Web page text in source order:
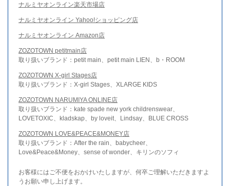
ナルミヤオンライン楽天市場店
ナルミヤオンライン Yahoo!ショッピング店
ナルミヤオンライン Amazon店
ZOZOTOWN petitmain店
取り扱いブランド：petit main、petit main LIEN、b・ROOM
ZOZOTOWN X-girl Stages店
取り扱いブランド：X-girl Stages、XLARGE KIDS
ZOZOTOWN NARUMIYA ONLINE店
取り扱いブランド：kate spade new york childrenswear、
LOVETOXIC、kladskap、by loveit、Lindsay、BLUE CROSS
ZOZOTOWN LOVE&PEACE&MONEY店
取り扱いブランド：After the rain、babycheer、
Love&Peace&Money、sense of wonder、キリンのソフィ
お客様にはご不便をおかけいたしますが、何卒ご理解いただきますよ
うお願い申し上げます。